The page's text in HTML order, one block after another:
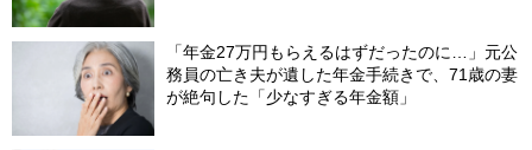
「年金27万円もらえるはずだったのに…」元公
務員の亡き夫が遺した年金手続きで、71歳の妻
が絶句した「少なすぎる年金額」